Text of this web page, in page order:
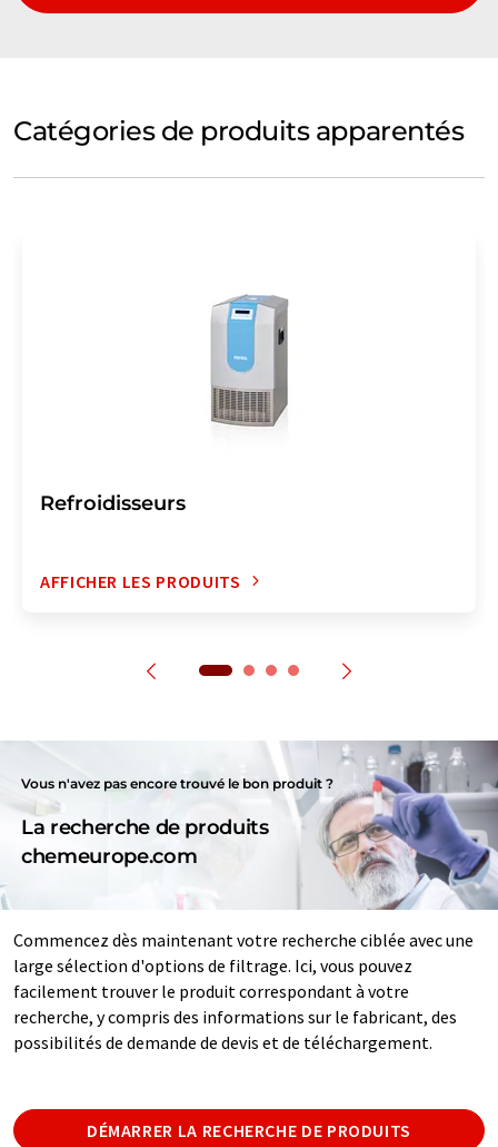
Catégories de produits apparentés
Refroidisseurs
AFFICHER LES PRODUITS
Vous n'avez pas encore trouvé le bon produit ?
La recherche de produits
chemeurope.com
Commencez dès maintenant votre recherche ciblée avec une
large sélection d'options de filtrage. Ici, vous pouvez
facilement trouver le produit correspondant à votre
recherche, y compris des informations sur le fabricant, des
possibilités de demande de devis et de téléchargement.
DÉMARRER LA RECHERCHE DE PRODUITS